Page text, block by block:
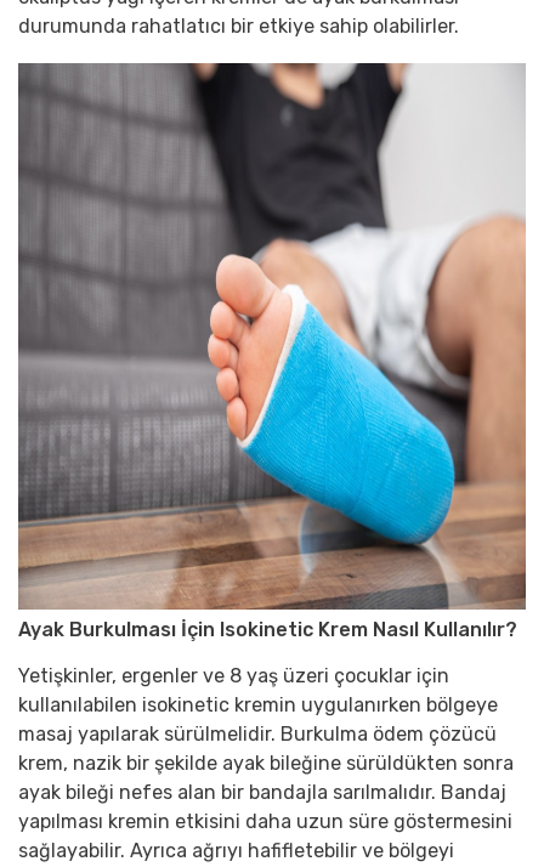
durumunda rahatlatıcı bir etkiye sahip olabilirler.
Ayak Burkulması İçin Isokinetic Krem Nasıl Kullanılır?
Yetişkinler, ergenler ve 8 yaş üzeri çocuklar için
kullanılabilen isokinetic kremin uygulanırken bölgeye
masaj yapılarak sürülmelidir. Burkulma ödem çözücü
krem, nazik bir şekilde ayak bileğine sürüldükten sonra
ayak bileği nefes alan bir bandajla sarılmalıdır. Bandaj
yapılması kremin etkisini daha uzun süre göstermesini
sağlayabilir. Ayrıca ağrıyı hafifletebilir ve bölgeyi